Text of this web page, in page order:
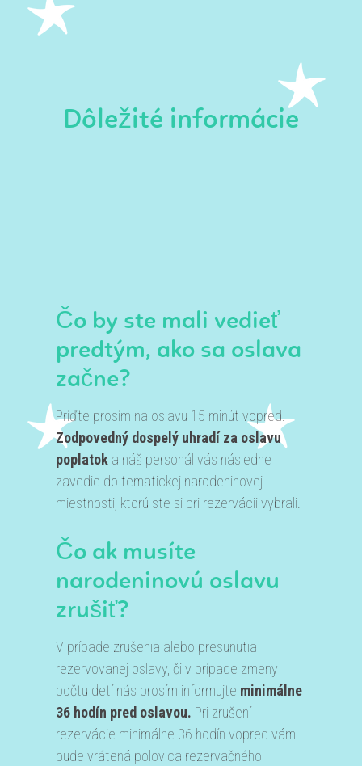
Dôležité informácie
Čo by ste mali vedieť
predtým, ako sa oslava
začne?
Príďte prosím na oslavu 15 minút vopred.
Zodpovedný dospelý uhradí za oslavu
poplatok a náš personál vás následne
zavedie do tematickej narodeninovej
miestnosti, ktorú ste si pri rezervácii vybrali.
Čo ak musíte
narodeninovú oslavu
zrušiť?
V prípade zrušenia alebo presunutia
rezervovanej oslavy, či v prípade zmeny
počtu detí nás prosím informujte minimálne
36 hodín pred oslavou. Pri zrušení
rezervácie minimálne 36 hodín vopred vám
bude vrátená polovica rezervačného